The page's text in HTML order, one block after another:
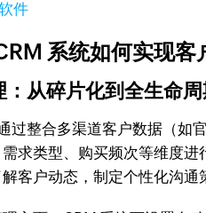
系统如何实现
：从碎片化到全生命
过整合多渠道客户数据（如
求类型、购买频次等维度
客户动态，制定个性化沟通